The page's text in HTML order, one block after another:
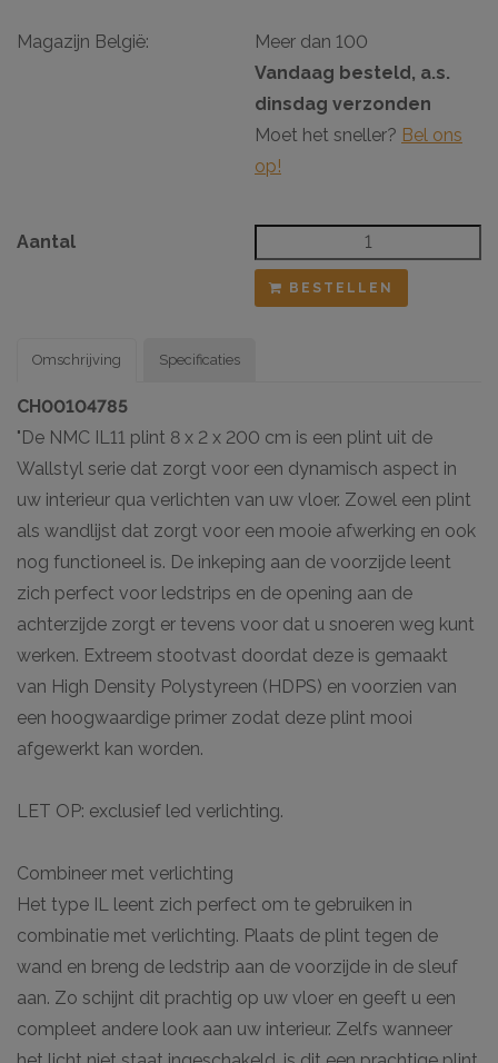
Magazijn België:
Meer dan 100
Vandaag besteld, a.s.
dinsdag verzonden
Moet het sneller? Bel ons
op!
Aantal
BESTELLEN
Omschrijving
CH00104785
"De NMC IL11 plint 8 x 2 x 200 cm is een plint uit de
Wallstyl serie dat zorgt voor een dynamisch aspect in
uw interieur qua verlichten van uw vloer. Zowel een plint
als wandlijst dat zorgt voor een mooie afwerking en ook
nog functioneel is. De inkeping aan de voorzijde leent
zich perfect voor ledstrips en de opening aan de
achterzijde zorgt er tevens voor dat u snoeren weg kunt
werken. Extreem stootvast doordat deze is gemaakt
van High Density Polystyreen (HDPS) en voorzien van
een hoogwaardige primer zodat deze plint mooi
afgewerkt kan worden.
LET OP: exclusief led verlichting.
Combineer met verlichting
Het type IL leent zich perfect om te gebruiken in
combinatie met verlichting. Plaats de plint tegen de
wand en breng de ledstrip aan de voorzijde in de sleuf
aan. Zo schijnt dit prachtig op uw vloer en geeft u een
compleet andere look aan uw interieur. Zelfs wanneer
Specificaties